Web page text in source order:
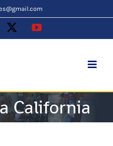
YouTube
California